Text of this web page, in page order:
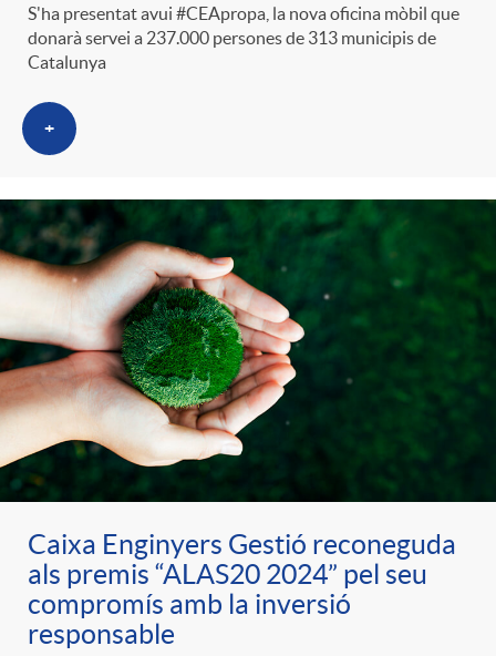
S'ha presentat avui #CEApropa, la nova oficina mòbil que
donarà servei a 237.000 persones de 313 municipis de
Catalunya
+
Caixa Enginyers Gestió reconeguda
als premis “ALAS20 2024” pel seu
compromís amb la inversió
responsable